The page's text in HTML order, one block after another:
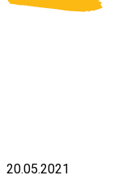
20.05.2021